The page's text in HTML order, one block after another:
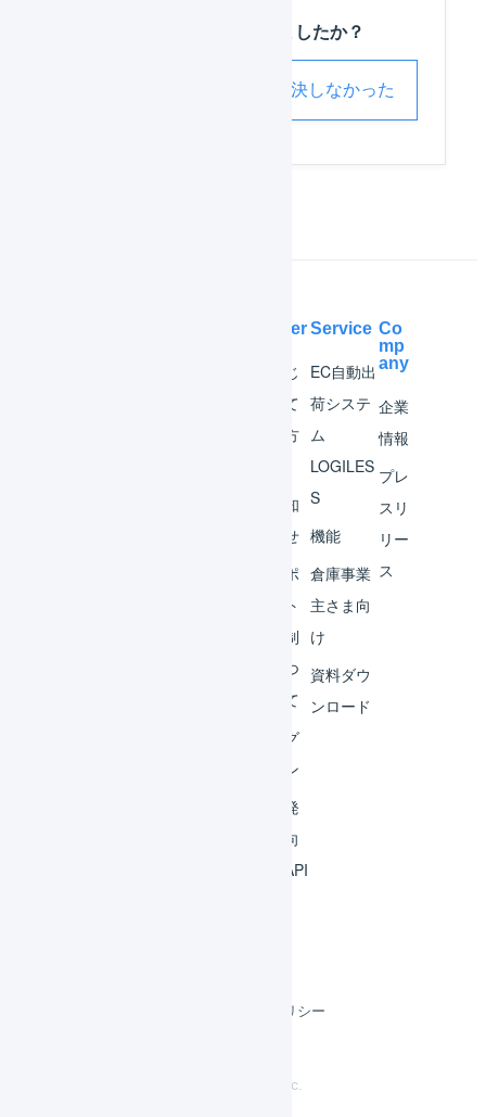
この記事は役に立ちましたか？
解決しなかった
Help Center
はじ
めて
の方
お知
らせ
サポ
ート
体制
につ
いて
ログ
イン
開発
者向
けAPI
Service
EC自動出
荷システ
ム
LOGILES
S
機能
倉庫事業
主さま向
け
資料ダウ
ンロード
Co
mp
any
企業
情報
プレ
スリ
リー
ス
プライバシーポリシー
LOGILESS Inc.